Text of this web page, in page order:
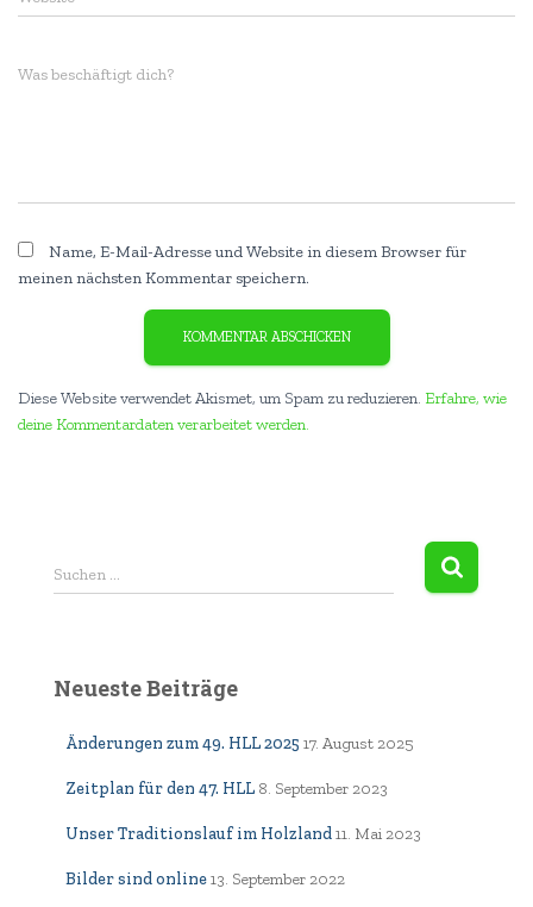
Was beschäftigt dich?
Name, E-Mail-Adresse und Website in diesem Browser für
meinen nächsten Kommentar speichern.
Diese Website verwendet Akismet, um Spam zu reduzieren. Erfahre, wie
deine Kommentardaten verarbeitet werden.
u
n
Suchen …
Neueste Beiträge
Änderungen zum 49. HLL 2025 17. August 2025
Zeitplan für den 47. HLL 8. September 2023
Unser Traditionslauf im Holzland11. Mai 2023
Bilder sind online13. September 2022